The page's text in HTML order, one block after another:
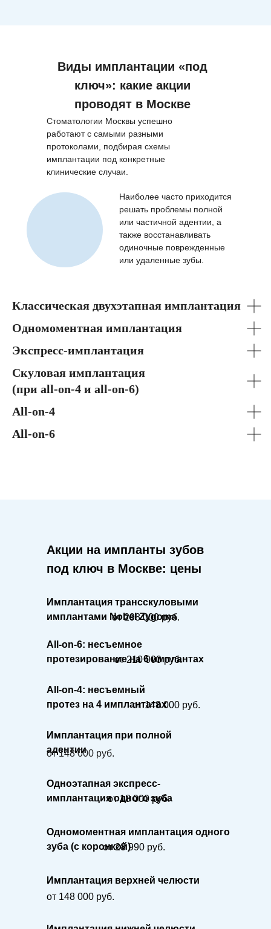
Виды имплантации «под
ключ»: какие акции
проводят в Москве
Стоматологии Москвы успешно
работают с самыми разными
протоколами, подбирая схемы
имплантации под конкретные
клинические случаи.
Наиболее часто приходится
решать проблемы полной
или частичной адентии, а
также восстанавливать
одиночные поврежденные
или удаленные зубы.
Классическая двухэтапная имплантация
Одномоментная имплантация
Экспресс-имплантация
Скуловая имплантация
(при all-on-4 и all-on-6)
All-on-4
All-on-6
Имплантация трансскуловыми
имплантами Nobel Zygoma
All-on-6: несъемное
протезирование на 6 имплантах
All-on-4: несъемный
протез на 4 имплантатах
Имплантация при полной
адентии
Одноэтапная экспресс-
имплантация одного зуба
Одномоментная имплантация одного
зуба (с коронкой)
Имплантация верхней челюсти
от 298 000 руб.
от 210 000 руб.
от 148 000 руб.
от 148 000 руб.
от 18 000 руб.
от 28 990 руб.
от 148 000 руб.
Акции на импланты зубов
под ключ в Москве: цены